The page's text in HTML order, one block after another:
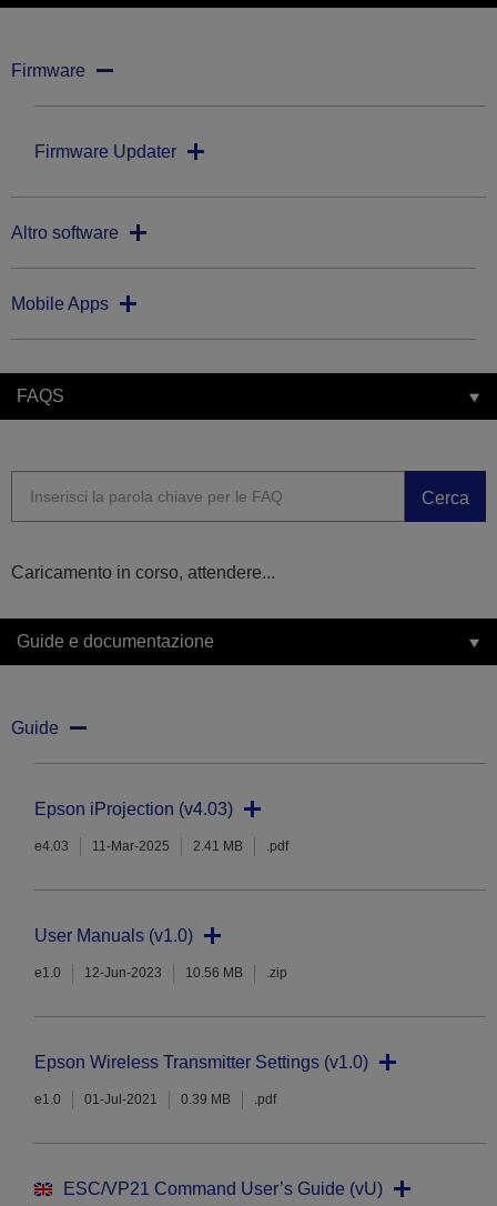
Firmware
Firmware Updater
Altro software
Mobile Apps
FAQS
Cerca
Caricamento in corso, attendere...
Guide e documentazione
Guide
Epson iProjection (v4.03)
e4.03 11-Mar-2025 2.41 MB .pdf
User Manuals (v1.0)
e1.0 12-Jun-2023 10.56 MB .zip
Epson Wireless Transmitter Settings (v1.0)
e1.0 01-Jul-2021 0.39 MB .pdf
ESC/VP21 Command User’s Guide (vU)